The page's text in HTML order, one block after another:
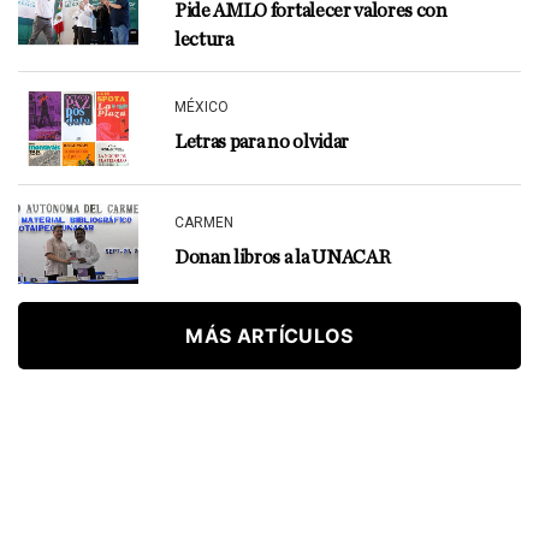
Pide AMLO fortalecer valores con
lectura
MÉXICO
Letras para no olvidar
CARMEN
Donan libros a la UNACAR
MÁS ARTÍCULOS